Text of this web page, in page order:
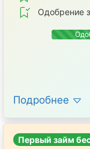
Одобрение
Подробнее
Первый займ